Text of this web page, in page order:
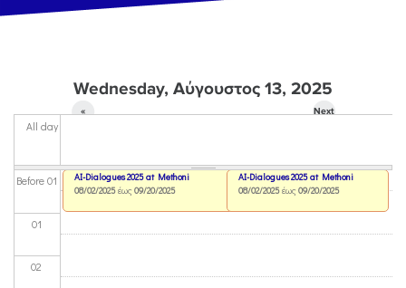
Wednesday, Αύγουστος 13, 2025
«
Next
All day
Before 01
01
02
AI-Dialogues 2025 at Methoni
08/02/2025έως 09/20/2025
AI-Dialogues 2025 at Methoni
08/02/2025έως 09/20/2025